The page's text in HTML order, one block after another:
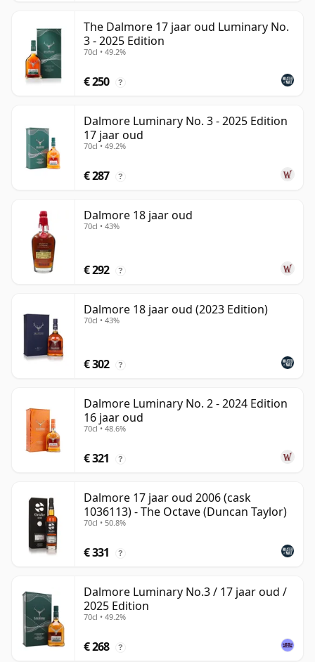
The Dalmore 17 jaar oud Luminary No.
3 - 2025 Edition
70cl • 49.2%
€ 250 ?
Dalmore Luminary No. 3 - 2025 Edition
17 jaar oud
70cl • 49.2%
€ 287 ?
Dalmore 18 jaar oud
70cl • 43%
€ 292 ?
Dalmore 18 jaar oud (2023 Edition)
70cl • 43%
€ 302 ?
Dalmore Luminary No. 2 - 2024 Edition
16 jaar oud
70cl • 48.6%
€ 321 ?
Dalmore 17 jaar oud 2006 (cask
1036113) - The Octave (Duncan Taylor)
70cl • 50.8%
€ 331 ?
Dalmore Luminary No.3 / 17 jaar oud /
2025 Edition
70cl • 49.2%
€ 268 ?